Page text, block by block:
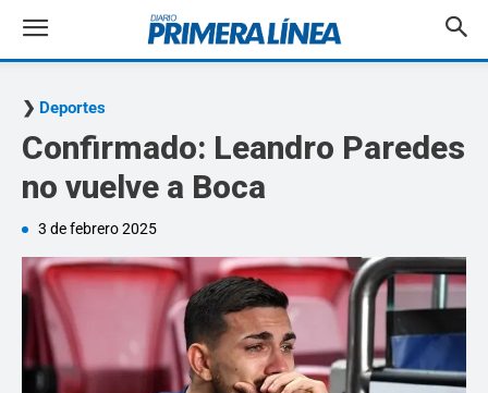
Deportes
Confirmado: Leandro Paredes
no vuelve a Boca
3 de febrero 2025